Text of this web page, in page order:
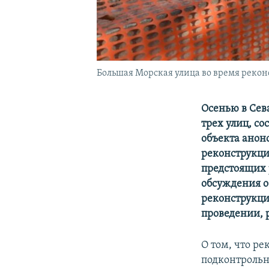
Большая Морская улица во время
Осенью в
трех улиц,
объекта
предстоящих
обсуждения
проведении,
О том, что